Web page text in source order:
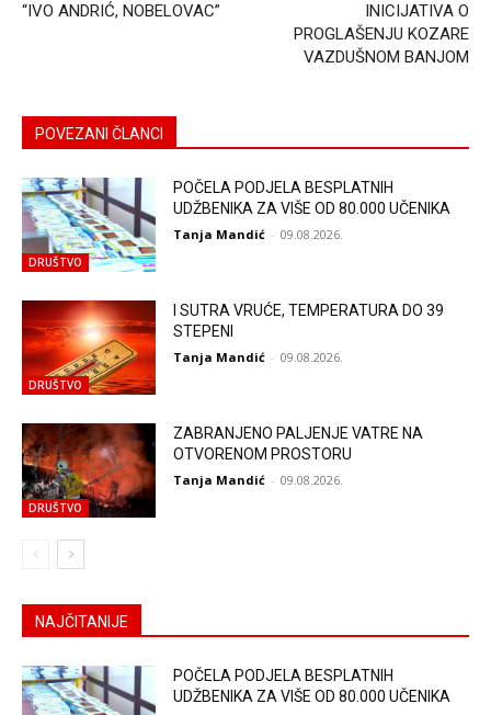
“IVO ANDRIĆ, NOBELOVAC”
INICIJATIVA O
PROGLAŠENJU KOZARE
VAZDUŠNOM BANJOM
POVEZANI ČLANCI
DRUŠTVO
POČELA PODJELA BESPLATNIH
UDŽBENIKA ZA VIŠE OD 80.000 UČENIKA
Tanja Mandić - 09.08.2026.
DRUŠTVO
I SUTRA VRUĆE, TEMPERATURA DO 39
STEPENI
Tanja Mandić - 09.08.2026.
DRUŠTVO
ZABRANJENO PALJENJE VATRE NA
OTVORENOM PROSTORU
Tanja Mandić - 09.08.2026.
NAJČITANIJE
POČELA PODJELA BESPLATNIH
UDŽBENIKA ZA VIŠE OD 80.000 UČENIKA